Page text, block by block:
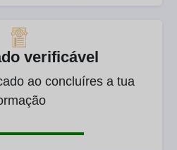
verificável
ao concluíres a tua